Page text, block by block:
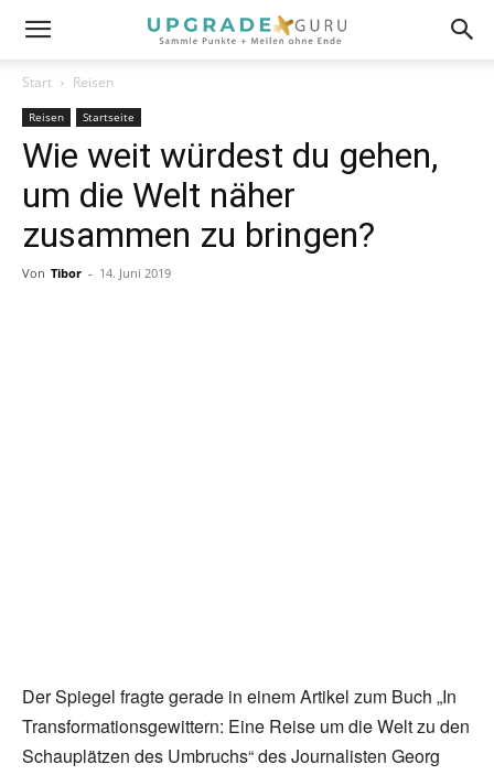
Start Reisen
Reisen Startseite
Wie weit würdest du gehen,
um die Welt näher
zusammen zu bringen?
Von Tibor - 14. Juni 2019
Der Spiegel fragte gerade in einem Artikel zum Buch „In
Transformationsgewittern: Eine Reise um die Welt zu den
Schauplätzen des Umbruchs“ des Journalisten Georg